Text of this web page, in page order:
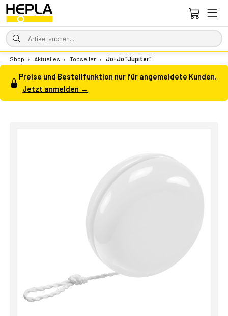
Shop › Aktuelles › Topseller › Jo-Jo "Jupiter"
Preise und Bestellfunktion nur für angemeldete Kunden.
Jetzt anmelden →